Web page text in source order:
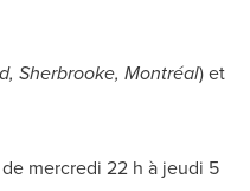
Sherbrooke, Montréal) et
mercredi 22 h à jeudi 5